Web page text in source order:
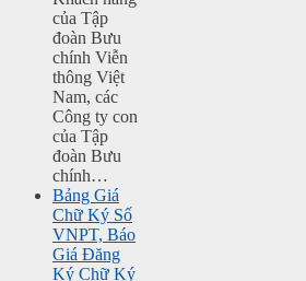
của Tập
đoàn Bưu
chính Viễn
thông Việt
Nam, các
Công ty con
của Tập
đoàn Bưu
chính…
Bảng Giá
Chữ Ký Số
VNPT, Báo
Giá Đăng
Ký Chữ Ký